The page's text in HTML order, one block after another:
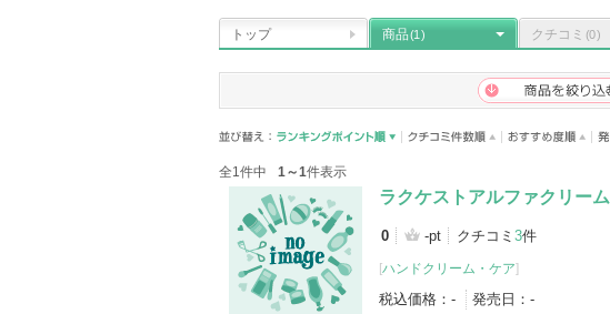
トップ 商品(1) クチコミ (0)
全1件中 1～1件表示
ラクケストアルファクリーム
0 -pt クチコミ 3件
[ハンドクリーム・ケア]
税込価格： - 発売日： -